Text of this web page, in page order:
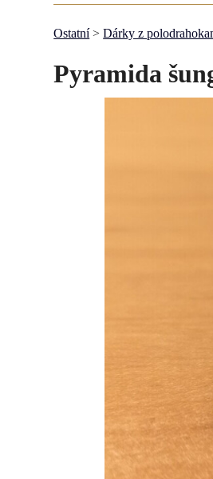
Ostatní > Dárky z
Pyramida